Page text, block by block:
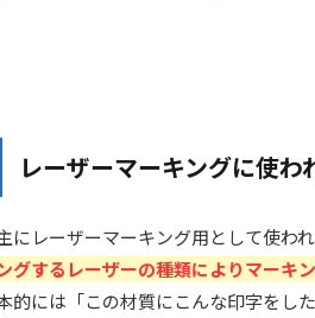
レーザーマーキングに使
にレーザーマーキング用として使わ
グするレーザーの種類によりマーキ
的には「この材質にこんな印字をし